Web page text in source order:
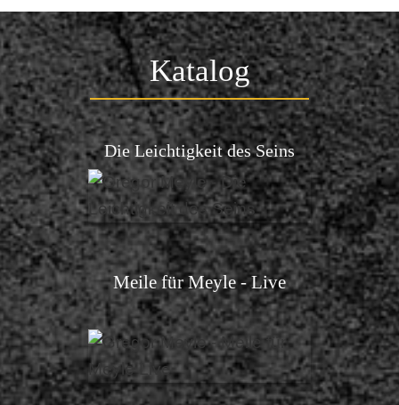
Katalog
Die Leichtigkeit des Seins
Meile für Meyle - Live